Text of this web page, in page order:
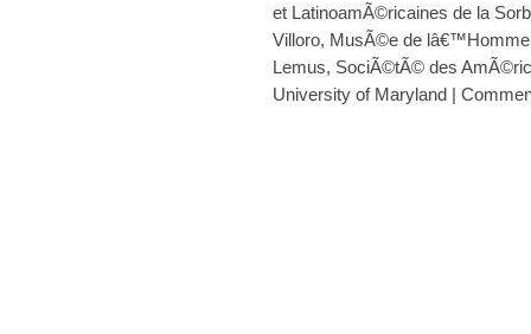
et LatinoamÃ©ricaines de la
Villoro, MusÃ©e de lâ€™Homme
Lemus, SociÃ©tÃ© des
University of Maryland |